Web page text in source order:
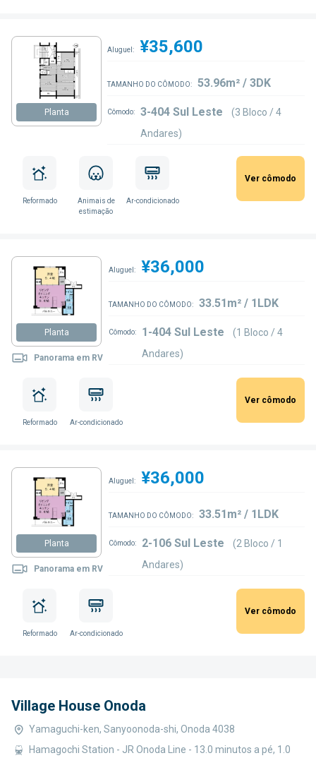
Planta
Aluguel: ¥35,600
TAMANHO DO CÔMODO: 53.96m² / 3DK
Cômodo: 3-404 Sul Leste
(3 Bloco / 4
Andares)
Reformado
Animais de
estimação
Ar-condicionado
Ver cômodo
Planta
Panorama em RV
Aluguel: ¥36,000
TAMANHO DO CÔMODO: 33.51m² / 1LDK
Cômodo: 1-404 Sul Leste
(1 Bloco / 4
Andares)
Reformado Ar-condicionado
Ver cômodo
Planta
Panorama em RV
Aluguel: ¥36,000
TAMANHO DO CÔMODO: 33.51m² / 1LDK
Cômodo: 2-106 Sul Leste
(2 Bloco / 1
Andares)
Reformado Ar-condicionado
Ver cômodo
Village House Onoda
Yamaguchi-ken, Sanyoonoda-shi, Onoda 4038
Hamagochi Station - JR Onoda Line - 13.0 minutos a pé, 1.0